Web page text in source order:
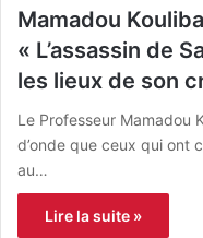
Mamadou
« L’assassin de
les lieux de son
Le Professeur Mamadou
d’onde que ceux qui ont
au…
Lire la suite »